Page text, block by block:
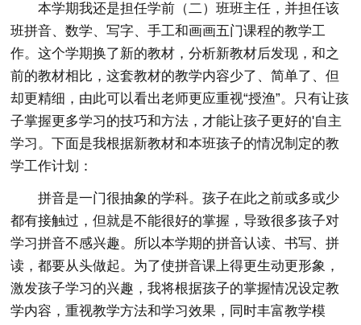
本学期我还是担任学前（二）班班主任，并担任该
班拼音、数学、写字、手工和画画五门课程的教学工
作。这个学期换了新的教材，分析新教材后发现，和之
前的教材相比，这套教材的教学内容少了、简单了、但
却更精细，由此可以看出老师更应重视“授渔”。只有让孩
子掌握更多学习的技巧和方法，才能让孩子更好的'自主
学习。下面是我根据新教材和本班孩子的情况制定的教
学工作计划：
拼音是一门很抽象的学科。孩子在此之前或多或少
都有接触过，但就是不能很好的掌握，导致很多孩子对
学习拼音不感兴趣。所以本学期的拼音认读、书写、拼
读，都要从头做起。为了使拼音课上得更生动更形象，
激发孩子学习的兴趣，我将根据孩子的掌握情况设定教
学内容，重视教学方法和学习效果，同时丰富教学模